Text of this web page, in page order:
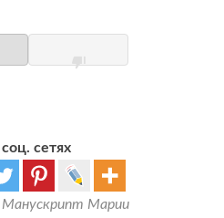
сетях
Манускрипт Марии